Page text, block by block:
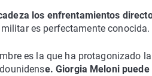
los enfrentamientos
es perfectamente conocida.
es la que ha protagonizado
e. Giorgia Meloni